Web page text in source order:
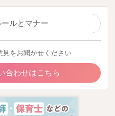
ルとマナー
をお聞かせください
合わせはこちら